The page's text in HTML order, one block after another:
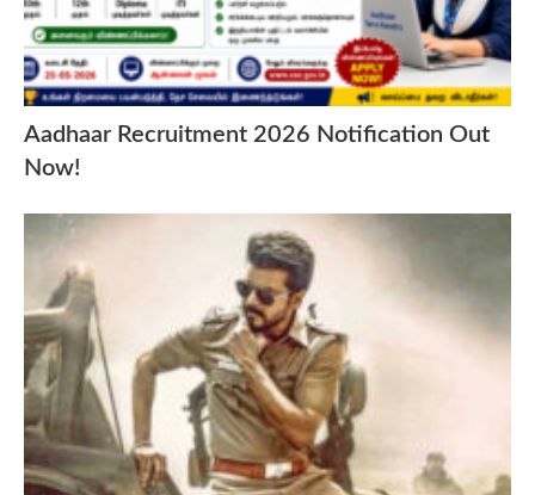
Aadhaar Recruitment 2026 Notification Out
Now!